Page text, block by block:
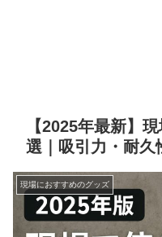
【2025年最新】
選｜吸引力・耐久
現場におすすめのグッズ